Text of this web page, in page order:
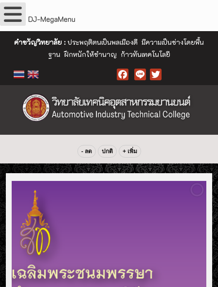
DJ-MegaMenu
คำขวัญวิทยาลัย : ประพฤติตนเป็นพลเมืองดี มีความเป็นช่างโดยพื้น
ฐาน ฝึกหนักให้ชำนาญ ก้าวทันเทคโนโลยี
- ลด ปกติ + เพิ่ม